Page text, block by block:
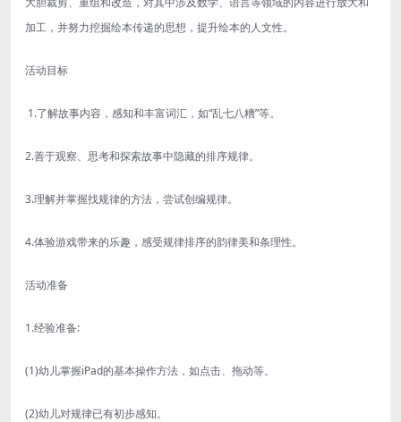
加工，并努力挖掘绘本传递的思想，提升绘本的人文性。
活动目标
1.了解故事内容，感知和丰富词汇，如“乱七八糟”等。
2.善于观察、思考和探索故事中隐藏的排序规律。
3.理解并掌握找规律的方法，尝试创编规律。
4.体验游戏带来的乐趣，感受规律排序的韵律美和条理性。
活动准备
1.经验准备:
(1)幼儿掌握iPad的基本操作方法，如点击、拖动等。
(2)幼儿对规律已有初步感知。